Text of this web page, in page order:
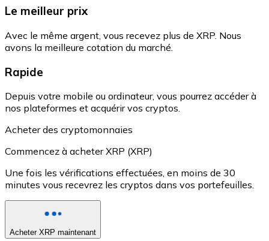
Le meilleur prix
Avec le même argent, vous recevez plus de XRP. Nous
avons la meilleure cotation du marché.
Rapide
Depuis votre mobile ou ordinateur, vous pourrez accéder à
nos plateformes et acquérir vos cryptos.
Acheter des cryptomonnaies
Commencez à acheter XRP (XRP)
Une fois les vérifications effectuées, en moins de 30
minutes vous recevrez les cryptos dans vos portefeuilles.
Acheter XRP maintenant